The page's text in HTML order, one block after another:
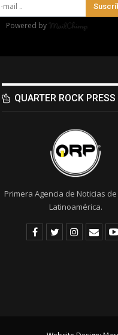
Powered by
QUARTER ROCK PRESS
Primera Agencia de Noticias de
Latinoamérica.